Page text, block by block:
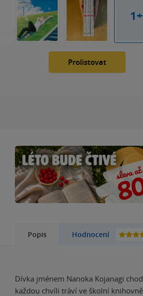
1+
Prolistovat
Popis Hodnocení
Dívka jménem Nanoka Kojanagi
každou chvíli tráví ve školní